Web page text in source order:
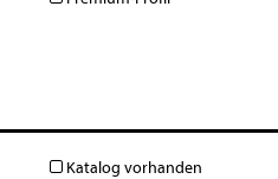
Katalog vorhanden